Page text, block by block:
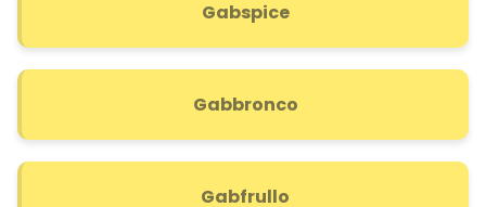
Gabspice
Gabbronco
Gabfrullo